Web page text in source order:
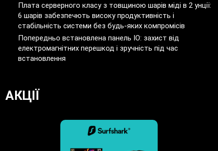
Плата серверного класу з товщиною шарів міді в 2 унції:
6 шарів забезпечють високу продуктивність і
стабільність системи без будь-яких компромісів
Попередньо встановлена панель IO: захист від
електромагнітних перешкод і зручність під час
встановлення
АКЦІЇ